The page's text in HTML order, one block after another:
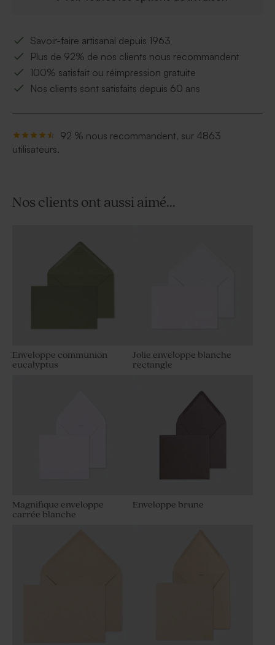
Savoir-faire artisanal depuis 1963
Plus de 92% de nos clients nous recommandent
100% satisfait ou réimpression gratuite
Nos clients sont satisfaits depuis 60 ans
92 % nous recommandent, sur 4863
utilisateurs.
Nos clients ont aussi aimé...
Enveloppe communion
eucalyptus
Jolie enveloppe blanche
rectangle
Magnifique enveloppe
carrée blanche
Enveloppe brune